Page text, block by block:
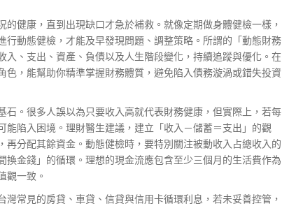
健康，直到出現缺口才急於補救。就像定期做身體健檢一樣，
行動態健檢，才能及早發現問題、調整策略。所謂的「動態財務
入、支出、資產、負債以及人生階段變化，持續追蹤與優化。在
色，能幫助你精準掌握財務體質，避免陷入債務漩渦或錯失投資
石。很多人誤以為只要收入高就代表財務健康，但實際上，若每
能陷入困境。理財醫生建議，建立「收入－儲蓄＝支出」的觀
再分配其餘資金。動態健檢時，要特別關注被動收入占總收入的
換金錢」的循環。理想的現金流應包含至少三個月的生活費作為
觀一致。
常見的房貸、車貸、信貸與信用卡循環利息，若未妥善控管，